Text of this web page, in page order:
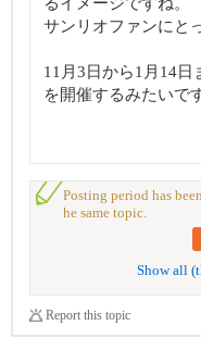
サンリオファンにと
11月3日から1月14
を開催するみたいで
Posting period has
he same topic.
Show all
Report this topic